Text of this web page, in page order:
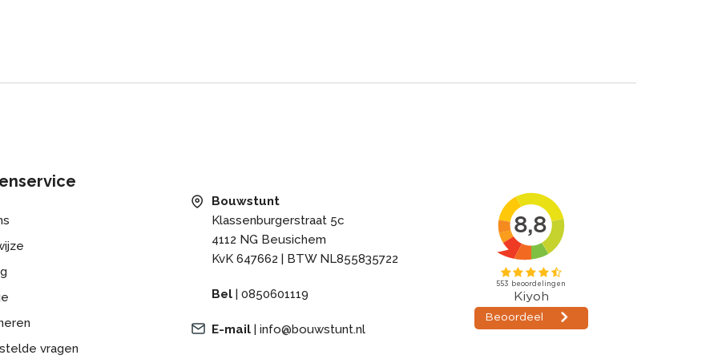
beschermt het
wordt
planken, het lage
en de
ogende
vragen
Bouwstunt
Klassenburgerstraat 5c
4112 NG Beusichem
KvK 647662 | BTW NL855835722
Bel | 0850601119
E-mail | info@bouwstunt.nl